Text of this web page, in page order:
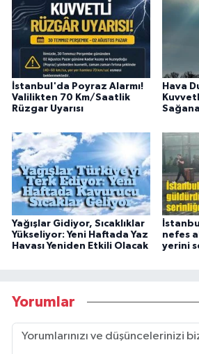
İstanbul'da Poyraz Alarmı!
Valilikten 70 Km/Saatlik
Rüzgar Uyarısı
Hava
Yağışlar Gidiyor, Sıcaklıklar
Yükseliyor: Yeni Haftada Yaz
Havası Yeniden Etkili Olacak
nefes
yerini
Yorumlar